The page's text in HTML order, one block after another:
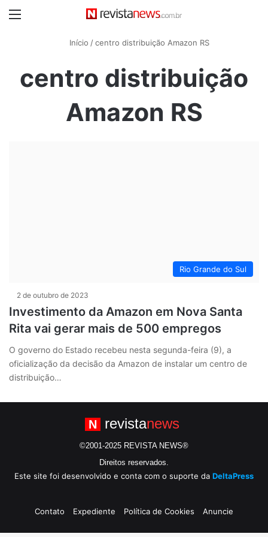
Início / centro distribuição Amazon RS
centro distribuição
Amazon RS
Rio Grande do Sul
2 de outubro de 2023
Investimento da Amazon em Nova Santa
Rita vai gerar mais de 500 empregos
O governo do Estado recebeu nesta segunda-feira (9), a
oficialização da decisão da Amazon de instalar um centro de
distribuição…
N revistanews
©2001-2025 REVISTA NEWS®
Direitos reservados.
Este site foi desenvolvido e conta com o suporte da DeltaPress
Contato Expediente Política de Cookies Anuncie